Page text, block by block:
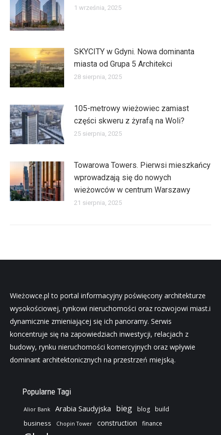
1 września, 2025
SKYCITY w Gdyni. Nowa dominanta
miasta od Grupa 5 Architekci
28 sierpnia, 2025
105-metrowy wieżowiec zamiast
części skweru z żyrafą na Woli?
25 sierpnia, 2025
Towarowa Towers. Pierwsi mieszkańcy
wprowadzają się do nowych
wieżowców w centrum Warszawy
21 sierpnia, 2025
Wieżowce.pl to portal informacyjny poświęcony architekturze
wysokościowej, rynkowi nieruchomości oraz rozwojowi miast.i
dynamicznie zmieniającej się ich panoramy. Serwis
koncentruje się na zapowiedziach inwestycji, relacjach z
budowy, rynku nieruchomości komercyjnych oraz wpływie
dominant architektonicznych na przestrzeń miejską.
Popularne Tagi
Alior Bank Arabia Saudyjska bieg blog build
business Chopin Tower construction finance